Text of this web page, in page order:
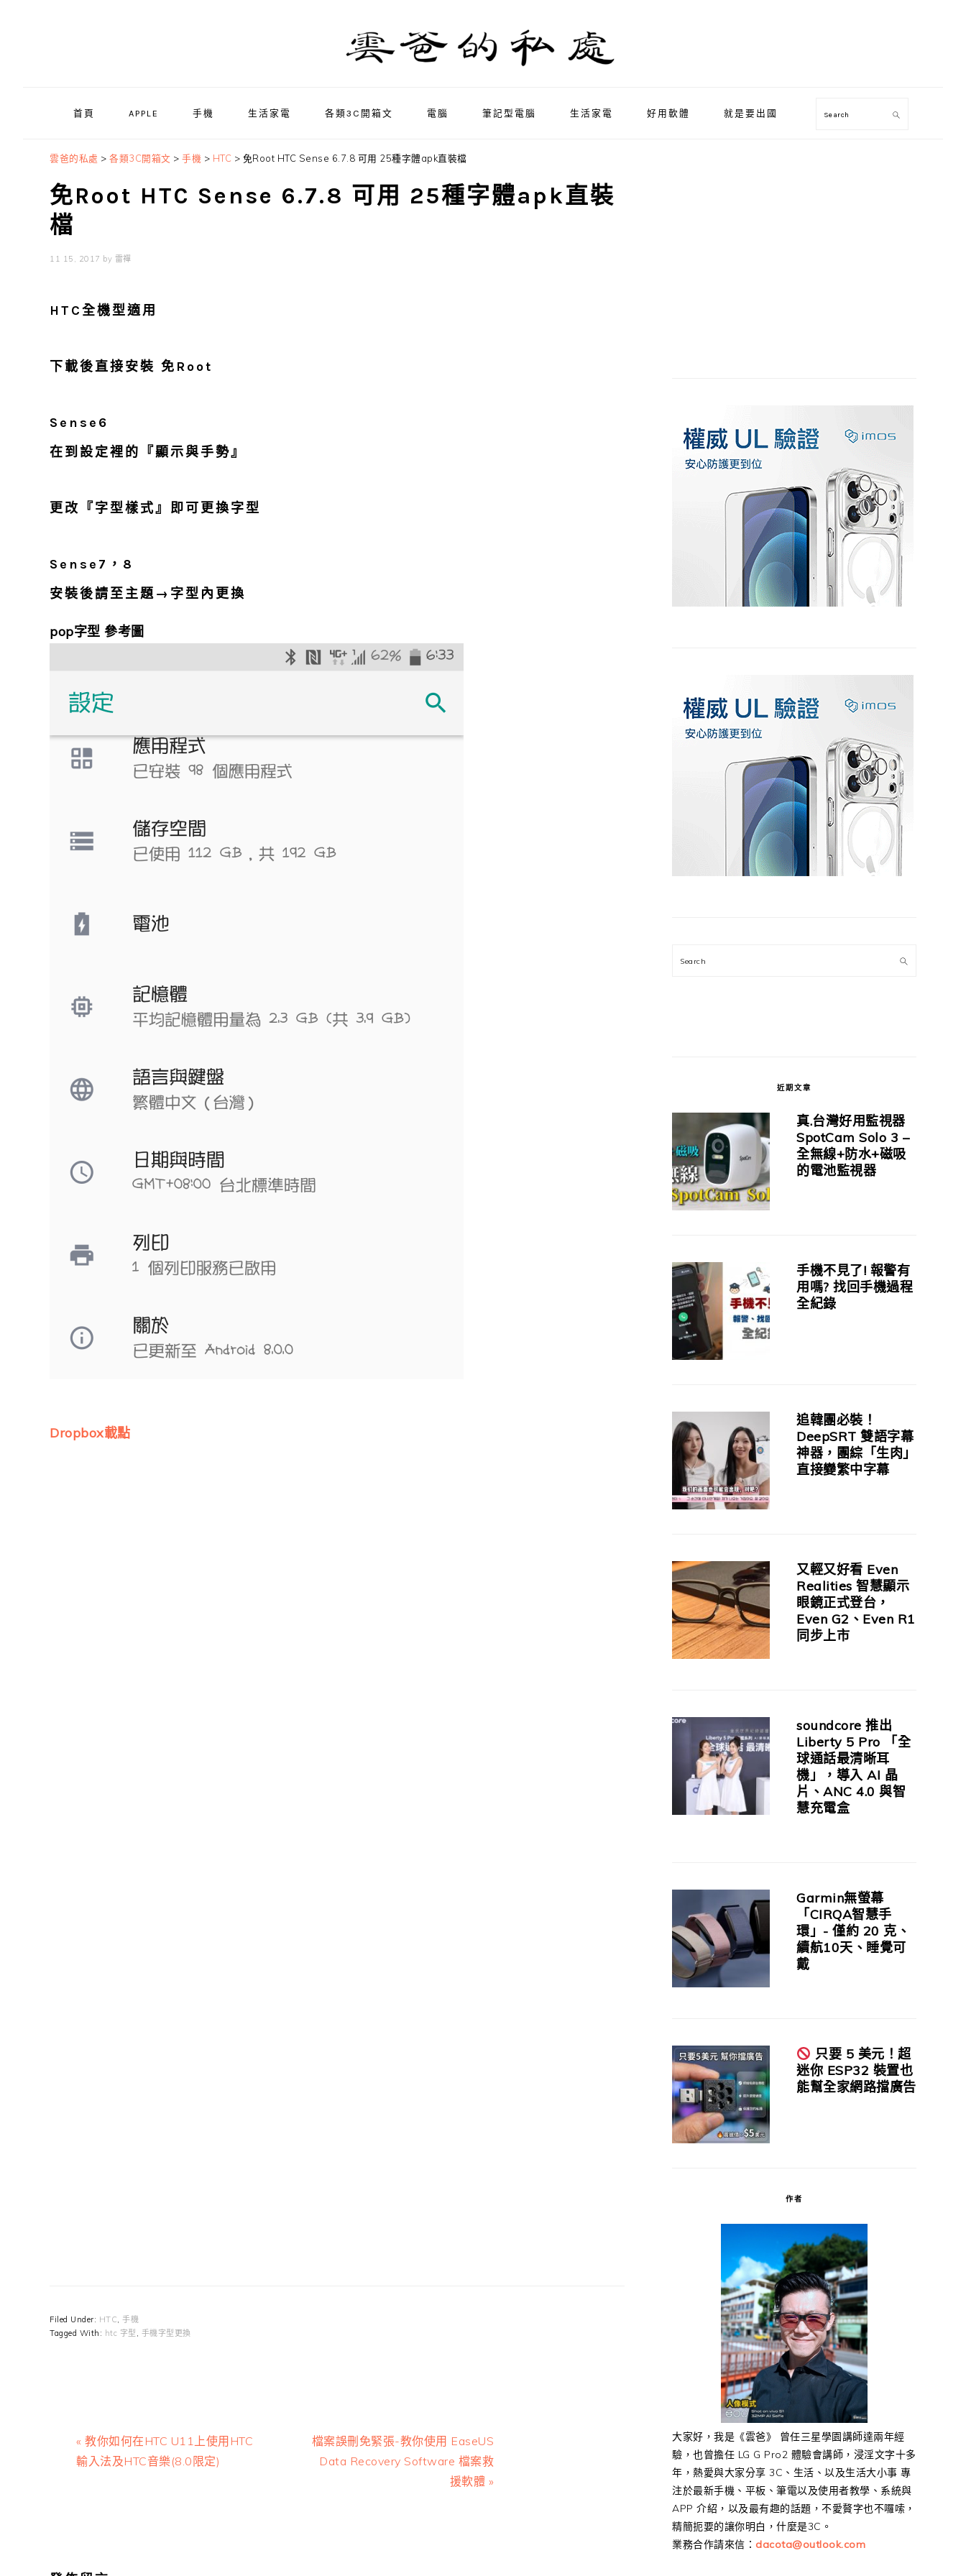
首頁 APPLE 手機 生活家電 各類3C開箱文 電腦 筆記型電腦 生活家電 好用軟體 就是要出國 Search
雲爸的私處 > 各類3C開箱文 > 手機 > HTC > 免Root HTC Sense 6.7.8 可用 25種字體apk直裝檔
免Root HTC Sense 6.7.8 可用 25種字體apk直裝
檔
11 15, 2017 by 雷禪
HTC全機型適用
下載後直接安裝 免Root
Sense6
在到設定裡的『顯示與手勢』
更改『字型樣式』即可更換字型
Sense7，8
安裝後請至主題→字型內更換
pop字型 參考圖
Dropbox載點
Filed Under: HTC, 手機
Tagged With: htc 字型 , 手機字型更換
Previous
Post:
« 教你如何在HTC U11上使用HTC
輸入法及HTC音樂(8.0限定)
Next
Post:
檔案誤刪免緊張-教你使用 EaseUS
Data Recovery Software 檔案救
援軟體 »
Search
近期文章
真.台灣好用監視器
SpotCam Solo 3 –
全無線+防水+磁吸
的電池監視器
手機不見了! 報警有
用嗎? 找回手機過程
全紀錄
追韓團必裝！
DeepSRT 雙語字幕
神器，團綜「生肉」
直接變繁中字幕
又輕又好看 Even
Realities 智慧顯示
眼鏡正式登台，
Even G2、Even R1
同步上市
soundcore 推出
Liberty 5 Pro 「全
球通話最清晰耳
機」，導入 AI 晶
片、ANC 4.0 與智
慧充電盒
Garmin無螢幕
「CIRQA智慧手
環」- 僅約 20 克、
續航10天、睡覺可
戴
只要 5 美元！超
迷你 ESP32 裝置也
能幫全家網路擋廣告
作者
大家好，我是《雲爸》 曾任三星學園講師達兩年經
驗，也曾擔任 LG G Pro2 體驗會講師，浸淫文字十多
年，熱愛與大家分享 3C、生活、以及生活大小事 專
注於最新手機、平板、筆電以及使用者教學、系統與
APP 介紹，以及最有趣的話題，不愛贅字也不囉嗦，
精簡扼要的讓你明白，什麼是3C。
業務合作請來信： dacota@outlook.com